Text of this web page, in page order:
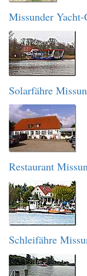
Missunder
Solarfähre
Restaurant
Schleifähre